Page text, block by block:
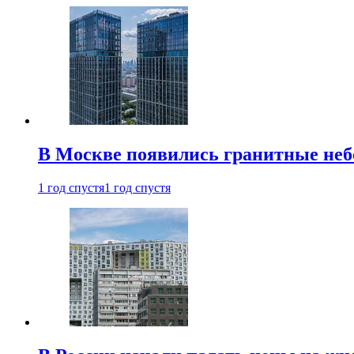
В Москве появились гранитные
1 год спустя1 год спустя